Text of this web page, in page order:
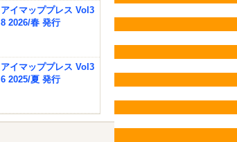
アイマッププレス Vol3
8 2026/春 発行
アイマッププレス Vol3
6 2025/夏 発行